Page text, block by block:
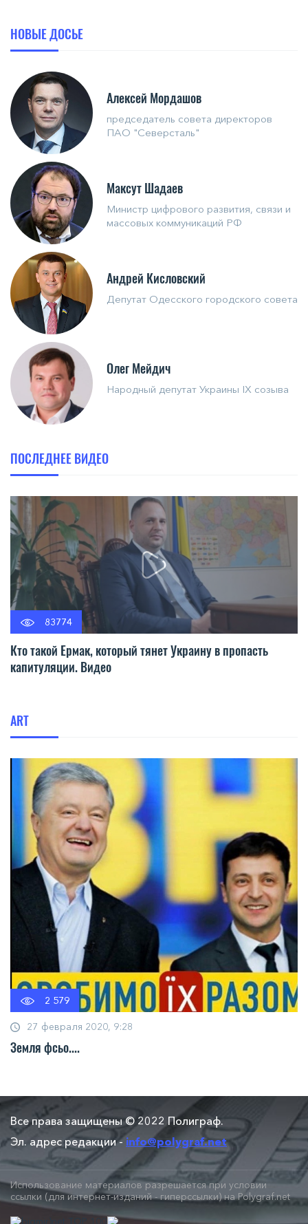
НОВЫЕ ДОСЬЕ
Алексей Мордашов
председатель совета директоров
ПАО "Северсталь"
Максут Шадаев
Министр цифрового развития, связи и
массовых коммуникаций РФ
Андрей Кисловский
Депутат Одесского городского совета
Олег Мейдич
Народный депутат Украины IX созыва
ПОСЛЕДНЕЕ ВИДЕО
83774
Кто такой Ермак, который тянет Украину в пропасть
капитуляции. Видео
ART
2 579
27 февраля 2020, 9:28
Земля фсьо....
Все права защищены © 2022 Полиграф.
Эл. адрес редакции - info@polygraf.net
Использование материалов разрешается при условии
ссылки (для интернет-изданий - гиперссылки) на Polygraf.net